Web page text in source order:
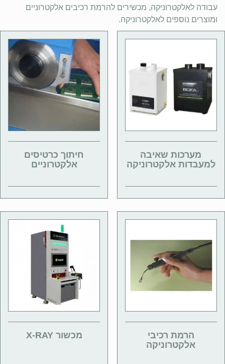
עבודה לאלקטרוניקה, מכשירים להרמת רכיבים אלקטרוניים
ומוצרים נוספים לאלקטרוניקה.
מערכות שאיבה
למעבדות אלקטרוניקה
חיתוך כרטיסים
אלקטרוניים
הרמת רכיבי
אלקטרוניקה
מכשור X-RAY